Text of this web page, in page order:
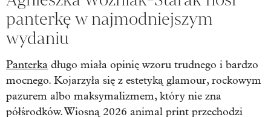
panterkę w najmodniejszym
wydaniu
Panterka długo miała opinię wzoru trudnego i bardzo
mocnego. Kojarzyła się z estetyką glamour, rockowym
pazurem albo maksymalizmem, który nie zna
półśrodków. Wiosną 2026 animal print przechodzi